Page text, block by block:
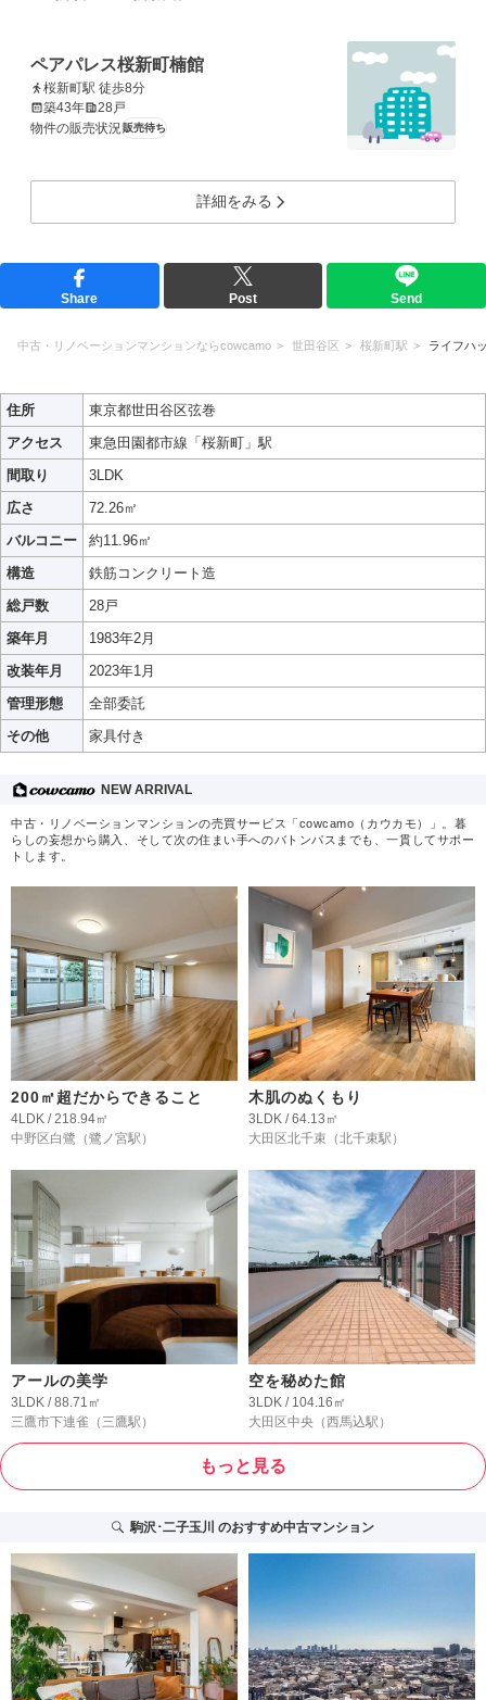
ペアパレス桜新町楠館
桜新町駅 徒歩8分
築43年
28戸
物件の販売状況 販売待ち
詳細をみる
Share Post Send
中古・リノベーションマンションならcowcamo 世田谷区 桜新町駅 ライフハ
住所
東京都世田谷区弦巻
アクセス
東急田園都市線「桜新町」駅
間取り
3LDK
広さ
72.26㎡
バルコニー
約11.96㎡
構造
鉄筋コンクリート造
総戸数
28戸
築年月
1983年2月
改装年月
2023年1月
管理形態
全部委託
その他
家具付き
NEW ARRIVAL
中古・リノベーションマンションの売買サービス「cowcamo（カウカモ）」。暮
らしの妄想から購入、そして次の住まい手へのバトンパスまでも、一貫してサポー
トします。
200㎡超だからできること
4LDK / 218.94㎡
中野区白鷺 （鷺ノ宮駅）
木肌のぬくもり
3LDK / 64.13㎡
大田区北千束 （北千束駅）
アールの美学
3LDK / 88.71㎡
三鷹市下連雀 （三鷹駅）
空を秘めた館
3LDK / 104.16㎡
大田区中央 （西馬込駅）
もっと見る
駒沢･二子玉川 のおすすめ中古マンション